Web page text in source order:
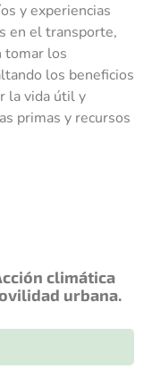
y experiencias
en el transporte,
tomar los
los beneficios
la vida útil y
primas y recursos
climática
urbana.